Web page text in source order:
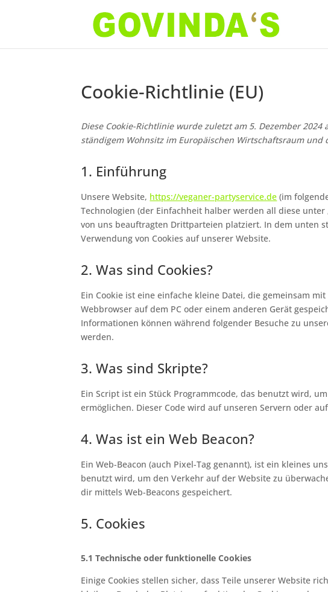
Cookie-Richtlinie (EU)
Diese Cookie-Richtlinie wurde zuletzt am 5. Dezember
ständigem Wohnsitz im Europäischen Wirtschaftsraum und
1. Einführung
Unsere Website, https://veganer-partyservice.de (im
Technologien (der Einfachheit halber werden all diese unter
von uns beauftragten Drittparteien platziert. In dem unten
Verwendung von Cookies auf unserer Website.
2. Was sind Cookies?
Ein Cookie ist eine einfache kleine Datei, die gemeinsam
Webbrowser auf dem PC oder einem anderen Gerät
Informationen können während folgender Besuche zu
werden.
3. Was sind Skripte?
Ein Script ist ein Stück Programmcode, das benutzt wird,
ermöglichen. Dieser Code wird auf unseren Servern oder
4. Was ist ein Web Beacon?
Ein Web-Beacon (auch Pixel-Tag genannt), ist ein kleines
benutzt wird, um den Verkehr auf der Website zu
dir mittels Web-Beacons gespeichert.
5. Cookies
5.1 Technische oder funktionelle Cookies
Einige Cookies stellen sicher, dass Teile unserer Website